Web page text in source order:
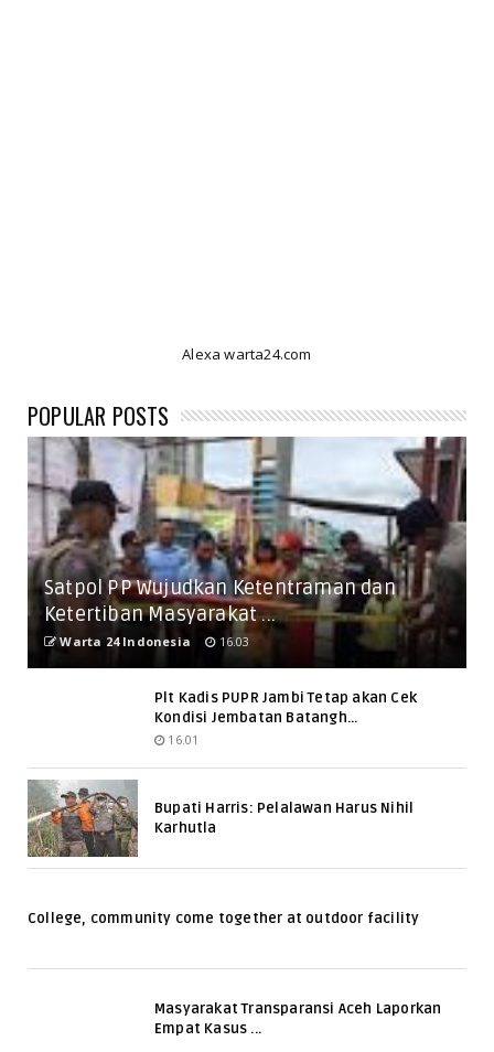
Alexa warta24.com
POPULAR POSTS
Satpol PP Wujudkan Ketentraman dan
Ketertiban Masyarakat ...
Warta 24 Indonesia 16.03
Plt Kadis PUPR Jambi Tetap akan Cek
Kondisi Jembatan Batangh...
16.01
Bupati Harris: Pelalawan Harus Nihil
Karhutla
College, community come together at outdoor facility
Masyarakat Transparansi Aceh Laporkan
Empat Kasus ...